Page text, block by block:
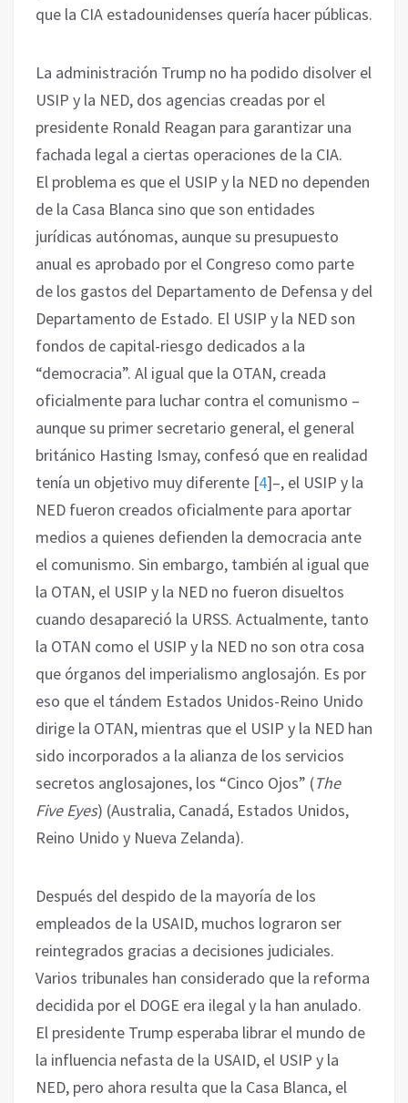
que la CIA estadounidenses quería hacer públicas.
La administración Trump no ha podido disolver el
USIP y la NED, dos agencias creadas por el
presidente Ronald Reagan para garantizar una
fachada legal a ciertas operaciones de la CIA.
El problema es que el USIP y la NED no dependen
de la Casa Blanca sino que son entidades
jurídicas autónomas, aunque su presupuesto
anual es aprobado por el Congreso como parte
de los gastos del Departamento de Defensa y del
Departamento de Estado. El USIP y la NED son
fondos de capital-riesgo dedicados a la
“democracia”. Al igual que la OTAN, creada
oficialmente para luchar contra el comunismo –
aunque su primer secretario general, el general
británico Hasting Ismay, confesó que en realidad
tenía un objetivo muy diferente [4]–, el USIP y la
NED fueron creados oficialmente para aportar
medios a quienes defienden la democracia ante
el comunismo. Sin embargo, también al igual que
la OTAN, el USIP y la NED no fueron disueltos
cuando desapareció la URSS. Actualmente, tanto
la OTAN como el USIP y la NED no son otra cosa
que órganos del imperialismo anglosajón. Es por
eso que el tándem Estados Unidos-Reino Unido
dirige la OTAN, mientras que el USIP y la NED han
sido incorporados a la alianza de los servicios
secretos anglosajones, los “Cinco Ojos” (The
Five Eyes) (Australia, Canadá, Estados Unidos,
Reino Unido y Nueva Zelanda).
Después del despido de la mayoría de los
empleados de la USAID, muchos lograron ser
reintegrados gracias a decisiones judiciales.
Varios tribunales han considerado que la reforma
decidida por el DOGE era ilegal y la han anulado.
El presidente Trump esperaba librar el mundo de
la influencia nefasta de la USAID, el USIP y la
NED, pero ahora resulta que la Casa Blanca, el